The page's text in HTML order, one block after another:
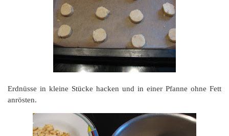
Erdnüsse in kleine Stücke hacken und in einer Pfanne ohne Fett
anrösten.